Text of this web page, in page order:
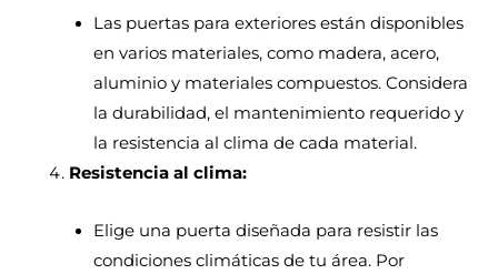
Las puertas para exteriores están disponibles
en varios materiales, como madera, acero,
aluminio y materiales compuestos. Considera
la durabilidad, el mantenimiento requerido y
la resistencia al clima de cada material.
Resistencia al clima:
Elige una puerta diseñada para resistir las
condiciones climáticas de tu área. Por